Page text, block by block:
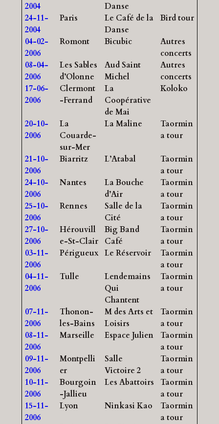
2004
Danse
24-11-
2004
Paris
Le Café de la
Danse
Bird tour
04-02-
2006
Romont Bicubic
Autres
concerts
08-04-
2006
Les Sables
d’Olonne
Aud Saint
Michel
Autres
concerts
17-06-
2006
Clermont
-Ferrand
La
Coopérative
de Mai
Koloko
20-10-
2006
La
Couarde-
sur-Mer
La Maline
Taormin
a tour
21-10-
2006
Biarritz L’Atabal
Taormin
a tour
24-10-
2006
Nantes
La Bouche
d’Air
Taormin
a tour
25-10-
2006
Rennes
Salle de la
Cité
Taormin
a tour
27-10-
2006
Hérouvill
e-St-Clair
Big Band
Café
Taormin
a tour
03-11-
2006
Périgueux Le Réservoir
Taormin
a tour
04-11-
2006
Tulle
Lendemains
Qui
Chantent
Taormin
a tour
07-11-
2006
Thonon-
les-Bains
M des Arts et
Loisirs
Taormin
a tour
08-11-
2006
Marseille Espace Julien
Taormin
a tour
09-11-
2006
Montpelli
er
Salle
Victoire 2
Taormin
a tour
10-11-
2006
Bourgoin
-Jallieu
Les Abattoirs
Taormin
a tour
15-11-
2006
Lyon Ninkasi Kao
Taormin
a tour